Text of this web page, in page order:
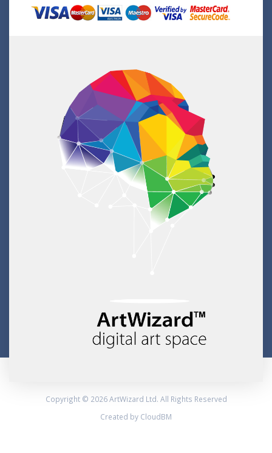
Copyright © 2026 ArtWizard Ltd. All Rights Reserved
Created by CloudBM